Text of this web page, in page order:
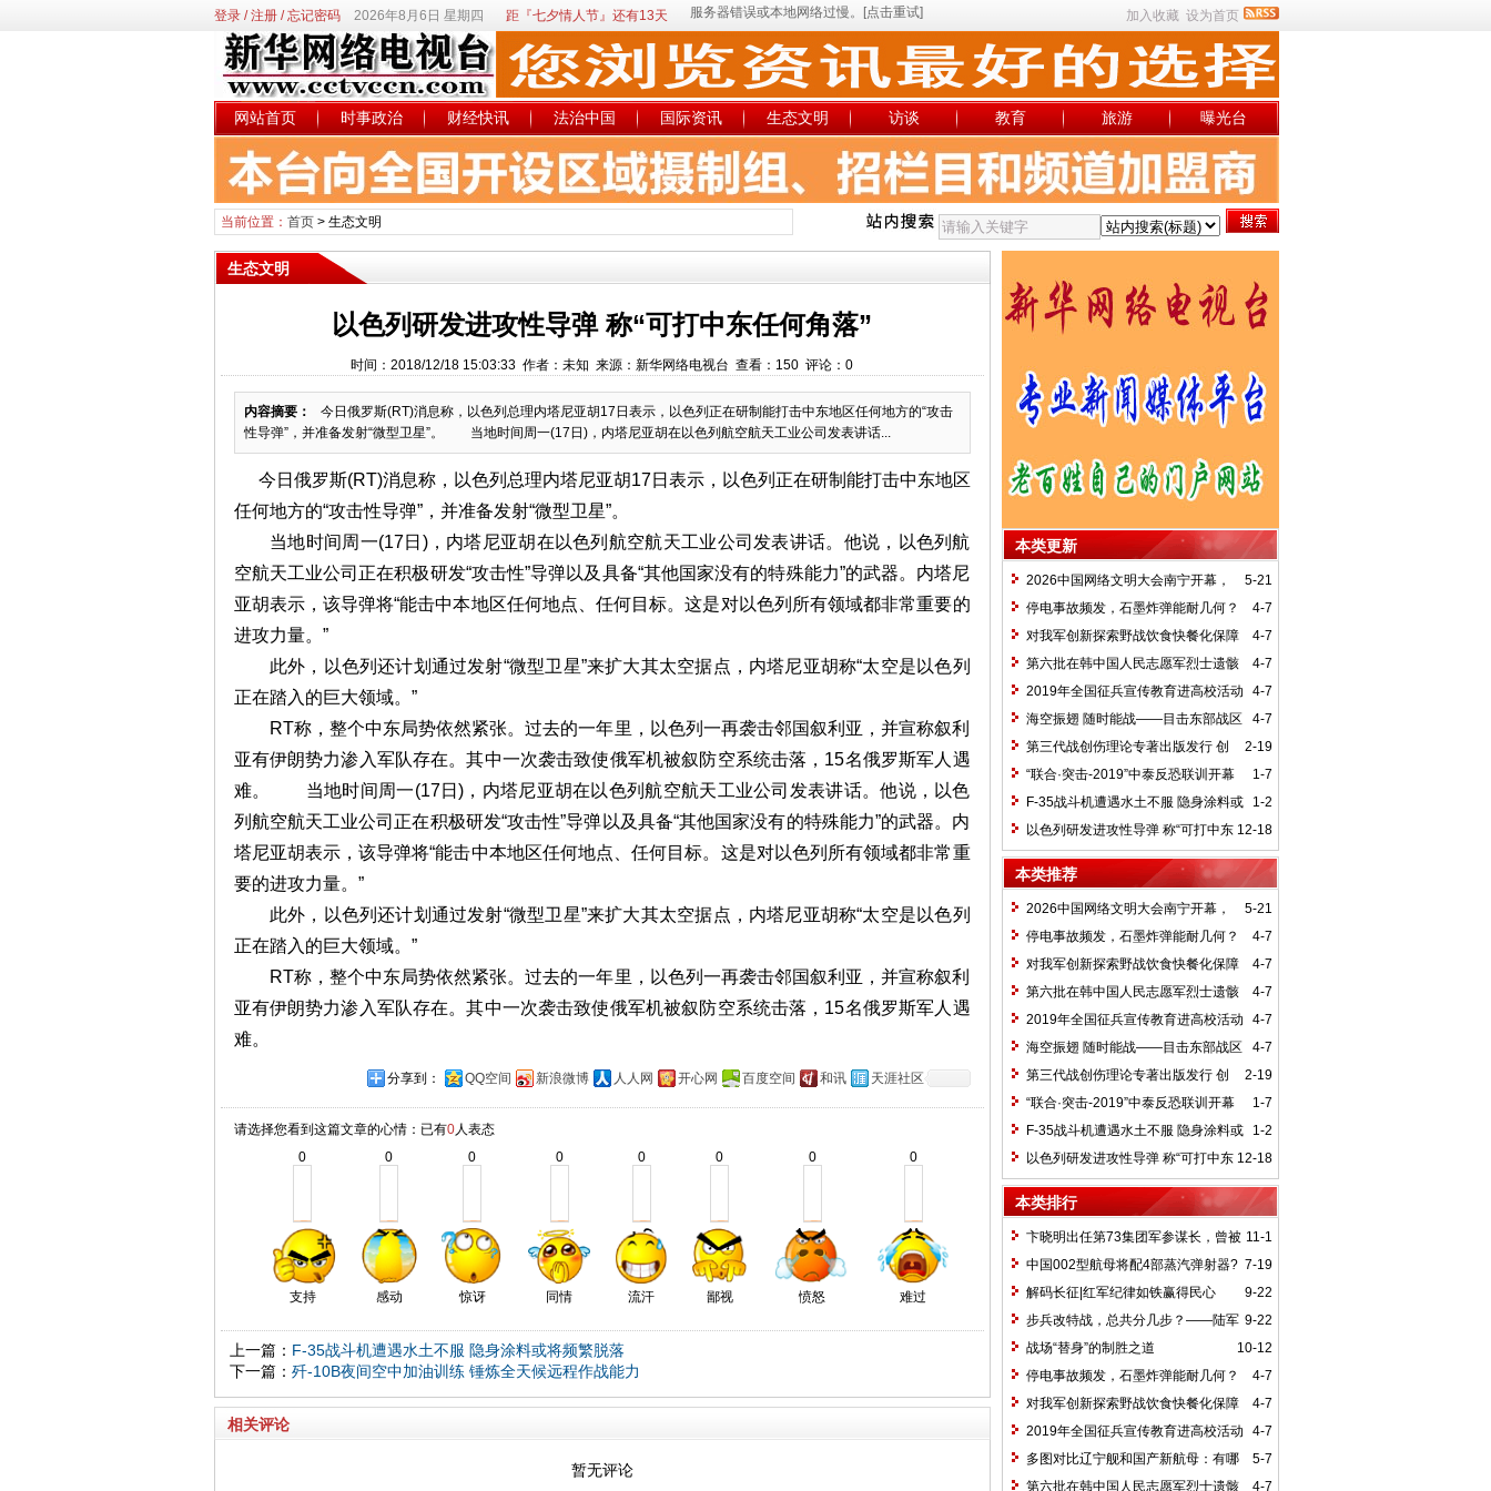
登录/注册/忘记密码 2026年8月6日 星期四 距『七夕情人节』还有13天 加入收藏 设为首页
网站首页 时事政治 财经快讯 法治中国 国际资讯 生态文明 访谈 教育 旅游 曝光台
当前位置： 首页> 生态文明
生态文明
以色列研发进攻性导弹 称“可打中东任何角落”
时间：2018/12/18 15:03:33 作者：未知 来源：新华网络电视台 查看：150 评论：0
内容摘要：
今日俄罗斯(RT)消息称，以色列总理内塔尼亚胡17日表示，以色列正在研制能打击中东地区任何地方的“攻击
性导弹”，并准备发射“微型卫星”。 当地时间周一(17日)，内塔尼亚胡在以色列航空航天工业公司发表讲话...
今日俄罗斯(RT)消息称，以色列总理内塔尼亚胡17日表示，以色列正在研制能打击中东地区
任何地方的“攻击性导弹”，并准备发射“微型卫星”。
当地时间周一(17日)，内塔尼亚胡在以色列航空航天工业公司发表讲话。他说，以色列航
空航天工业公司正在积极研发“攻击性”导弹以及具备“其他国家没有的特殊能力”的武器。内塔尼
亚胡表示，该导弹将“能击中本地区任何地点、任何目标。这是对以色列所有领域都非常重要的
进攻力量。”
此外，以色列还计划通过发射“微型卫星”来扩大其太空据点，内塔尼亚胡称“太空是以色列
正在踏入的巨大领域。”
RT称，整个中东局势依然紧张。过去的一年里，以色列一再袭击邻国叙利亚，并宣称叙利
亚有伊朗势力渗入军队存在。其中一次袭击致使俄军机被叙防空系统击落，15名俄罗斯军人遇
难。 当地时间周一(17日)，内塔尼亚胡在以色列航空航天工业公司发表讲话。他说，以色
列航空航天工业公司正在积极研发“攻击性”导弹以及具备“其他国家没有的特殊能力”的武器。内
塔尼亚胡表示，该导弹将“能击中本地区任何地点、任何目标。这是对以色列所有领域都非常重
要的进攻力量。”
此外，以色列还计划通过发射“微型卫星”来扩大其太空据点，内塔尼亚胡称“太空是以色列
正在踏入的巨大领域。”
RT称，整个中东局势依然紧张。过去的一年里，以色列一再袭击邻国叙利亚，并宣称叙利
亚有伊朗势力渗入军队存在。其中一次袭击致使俄军机被叙防空系统击落，15名俄罗斯军人遇
难。
分享到： QQ空间 新浪微博 人人网 开心网 百度空间 和讯 天涯社区
请选择您看到这篇文章的心情：已有0人表态
0
支持
0
感动
0
惊讶
0
同情
0
流汗
0
鄙视
0
愤怒
0
难过
上一篇： F-35战斗机遭遇水土不服 隐身涂料或将频繁脱落
下一篇： 歼-10B夜间空中加油训练 锤炼全天候远程作战能力
相关评论
暂无评论
本类更新
5-21
2026中国网络文明大会南宁开幕，
共探文明用网新路
4-7
停电事故频发，石墨炸弹能耐几何？
4-7
对我军创新探索野战饮食快餐化保障
的调查思考
4-7
第六批在韩中国人民志愿军烈士遗骸
在沈阳安葬
4-7
2019年全国征兵宣传教育进高校活动
启动
4-7
海空振翅 随时能战——目击东部战区
海军航空兵某团跨昼夜飞行训练
2-19
第三代战创伤理论专著出版发行 创
伤救治理论体系初现雏形
1-7
“联合·突击-2019”中泰反恐联训开幕
1-2
F-35战斗机遭遇水土不服 隐身涂料或
将频繁脱落
12-18
以色列研发进攻性导弹 称“可打中东
任何角落”
本类推荐
5-21
2026中国网络文明大会南宁开幕，
共探文明用网新路
4-7
停电事故频发，石墨炸弹能耐几何？
4-7
对我军创新探索野战饮食快餐化保障
的调查思考
4-7
第六批在韩中国人民志愿军烈士遗骸
在沈阳安葬
4-7
2019年全国征兵宣传教育进高校活动
启动
4-7
海空振翅 随时能战——目击东部战区
海军航空兵某团跨昼夜飞行训练
2-19
第三代战创伤理论专著出版发行 创
伤救治理论体系初现雏形
1-7
“联合·突击-2019”中泰反恐联训开幕
1-2
F-35战斗机遭遇水土不服 隐身涂料或
将频繁脱落
12-18
以色列研发进攻性导弹 称“可打中东
任何角落”
本类排行
11-1
卞晓明出任第73集团军参谋长，曾被
称为“闪电”旅长
7-19
中国002型航母将配4部蒸汽弹射器?
专家揭秘
9-22
解码长征|红军纪律如铁赢得民心
9-22
步兵改特战，总共分几步？——陆军
第12集团军某特种作战旅三年转型记事10-12
战场“替身”的制胜之道
4-7
停电事故频发，石墨炸弹能耐几何？
4-7
对我军创新探索野战饮食快餐化保障
的调查思考
4-7
2019年全国征兵宣传教育进高校活动
启动
5-7
多图对比辽宁舰和国产新航母：有哪
些不同
4-7
第六批在韩中国人民志愿军烈士遗骸